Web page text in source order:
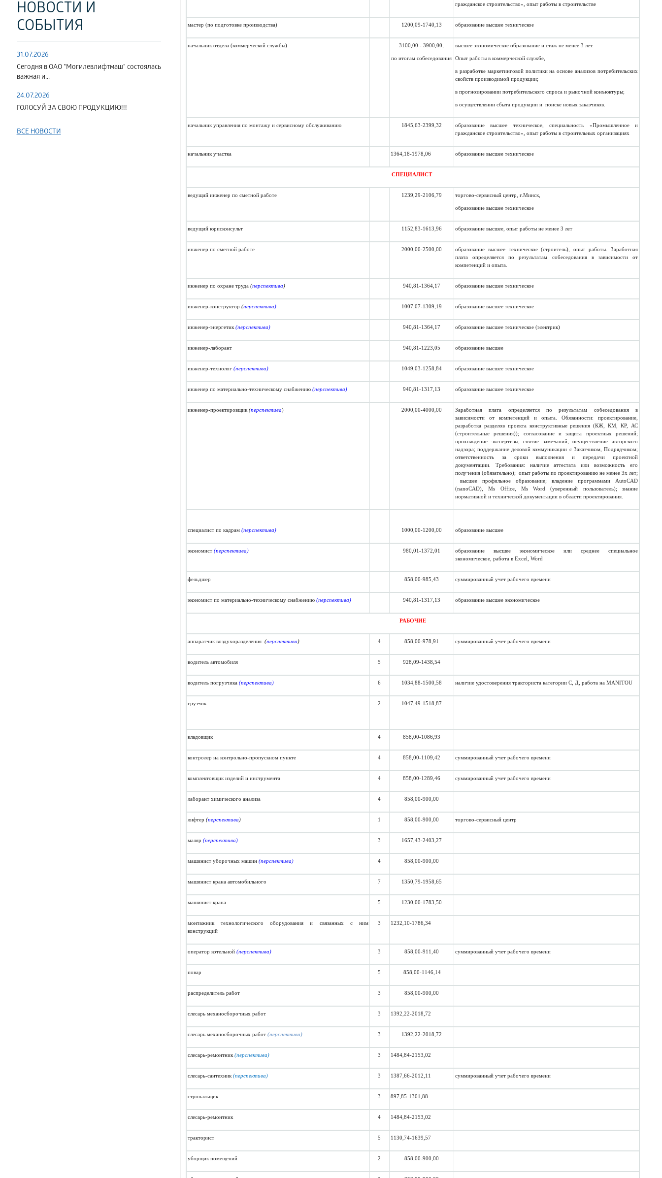
НОВОСТИ И
СОБЫТИЯ
31.07.2026
Сегодня в ОАО "Могилевлифтмаш" состоялась
важная и...
24.07.2026
ГОЛОСУЙ ЗА СВОЮ ПРОДУКЦИЮ!!!
ВСЕ НОВОСТИ
гражданское строительство», опыт работы в строительстве
мастер (по подготовке производства) 1200,09-1740,13 образование высшее техническое
начальник отдела (коммерческой службы) 3100,00 - 3900,00,
по итогам собеседования
высшее экономическое образование и стаж не менее 3 лет.
Опыт работы в коммерческой службе,
в разработке маркетинговой политики на основе анализов потребительских
свойств производимой продукции;
в прогнозировании потребительского спроса и рыночной конъюктуры;
в осуществлении сбыта продукции и поиске новых заказчиков.
начальник управления по монтажу и сервисному обслуживанию 1845,63-2399,32 образование высшее техническое, специальность «Промышленное и
гражданское строительство», опыт работы в строительных организациях
начальник участка 1364,18-1978,06 образование высшее техническое
СПЕЦИАЛИСТ
ведущий инженер по сметной работе 1239,29-2106,79 торгово-сервисный центр, г.Минск,
образование высшее техническое
ведущий юрисконсульт 1152,83-1613,96 образование высшее, опыт работы не менее 3 лет
инженер по сметной работе 2000,00-2500,00 образование высшее техническое(строитель), опыт работы. Заработная
плата определяется по результатам собеседования в зависимости от
компетенций и опыта.
инженер по охране труда (перспектива) 940,81-1364,17 образование высшее техническое
инженер-конструктор (перспектива) 1007,07-1309,19 образование высшее техническое
инженер-энергетик (перспектива) 940,81-1364,17 образование высшее техническое (электрик)
инженер-лаборант 940,81-1223,05 образование высшее
инженер-технолог(перспектива) 1049,03-1258,84 образование высшее техническое
инженер по материально-техническому снабжению(перспектива) 940,81-1317,13 образование высшее техническое
инженер-проектировщик (перспектива) 2000,00-4000,00
Заработная плата определяется по результатам собеседования в
зависимости от компетенций и опыта.
Обязанности: проектирование,
разработка разделов проекта конструктивные решения (КЖ, КМ, КР, АС
(строительные решения)); согласование и защита проектных решений;
прохождение экспертизы, снятие замечаний; осуществление авторского
надзора; поддержание деловой коммуникации с Заказчиком, Подрядчиком;
ответственность за сроки выполнения и передачи проектной
документации.
Требования: наличие аттестата или возможность его
получения (обязательно); опыт работы по проектированию не менее 3х лет;
высшее профильное образование; владение программами AutoCAD
(nanoCAD), Ms Office, Ms Word (уверенный пользователь); знание
нормативной и технической документации в области проектирования.
специалист по кадрам (перспектива) 1000,00-1200,00 образование высшее
экономист (перспектива) 980,01-1372,01
образование высшее экономическое или среднее специальное
экономическое, работа в Excel Word
фельдшер 858,00-985,43 суммированный учет рабочего времени
экономистпо материально-техническому снабжению(перспектива) 940,81-1317,13 образование высшее экономическое
РАБОЧИЕ
аппаратчик воздухоразделения (перспектива) 4 858,00-978,91 суммированный учет рабочего времени
водитель автомобиля 5 928,09-1438,54
водитель погрузчика (перспектива) 6 1034, 88-1500 58 наличие удостоверения тракториста категории С, Д, работа на MANITOU
грузчик 2 1047,49-1518,87
кладовщик 4 858,00-1086,93
контролер на контрольно-пропускном пункте 4 858,00-1109,42 суммированный учет рабочего времени
комплектовщик изделий и инструмента 4 858,00-1289,46 суммированный учет рабочего времени
лаборант химического анализа 4 858,00-900,00
лифтер (перспектива) 1 858,00-900,00 торгово-сервисный центр
маляр (перспектива) 3 1657,43-2403,27
машинист уборочных машин (перспектива) 4 858,00-900,00
машинист крана автомобильного 7 1350,79-1958,65
машинист крана 5 1230,00-1783,50
монтажник технологического оборудования и связанных с ним
конструкций
3 1232,10-1786,34
оператор котельной (перспектива) 3 858,00-911,40 суммированный учет рабочего времени
повар 5 858,00-1146,14
распределитель работ 3 858,00-900,00
слесарь механосборочных работ 3 1392,22-2018,72
слесарь механосборочных работ (перспектива) 3 1392,22-2018,72
слесарь-ремонтник(перспектива) 3 1484,84-2153,02
слесарь-сантехник(перспектива) 3 1387,66-2012,11 суммированный учет рабочего времени
стропальщик 3 897,85-1301,88
слесарь-ремонтник 4 1484,84-2153,02
тракторист 5 1130,74-1639,57
уборщик помещений 2 858,00-900,00